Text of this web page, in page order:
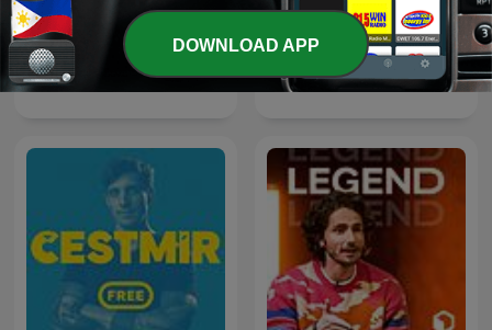
Perú Misterio TED Talks Daily
DOWNLOAD APP